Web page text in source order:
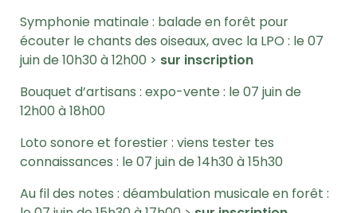
Symphonie matinale : balade en forêt pour
écouter le chants des oiseaux, avec la LPO : le 07
juin de 10h30 à 12h00 > sur inscription
Bouquet d’artisans : expo-vente : le 07 juin de
12h00 à 18h00
Loto sonore et forestier : viens tester tes
connaissances : le 07 juin de 14h30 à 15h30
Au fil des notes : déambulation musicale en forêt :